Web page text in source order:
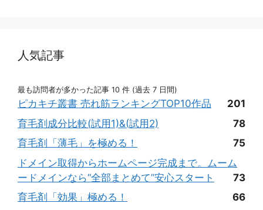
人気記事
最も訪問者が多かった記事 10 件 (過去 7 日間)
ピカキチ叢書 売れ筋ランキングTOP10作品
201
育毛剤成分比較(試用1)&(試用2)
78
育毛剤「薄毛」を極める！
75
ドメイン取得からホームページ完成まで。ムーム
ードメインなら“全部まとめて”安心スタート
73
育毛剤「効果」極める！
66